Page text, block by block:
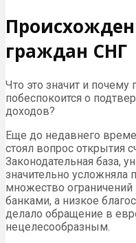
граждан СНГ
Что это значит и
побеспокоится о
доходов?
Еще до недавнего
стоял вопрос открытия
Законодательная база,
значительно усложняла
множество
банками, а низкое
делало обращение в
нецелесообразным.